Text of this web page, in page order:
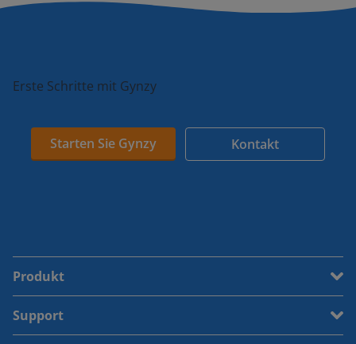
Erste Schritte mit Gynzy
Starten Sie Gynzy Kontakt
Produkt
Support